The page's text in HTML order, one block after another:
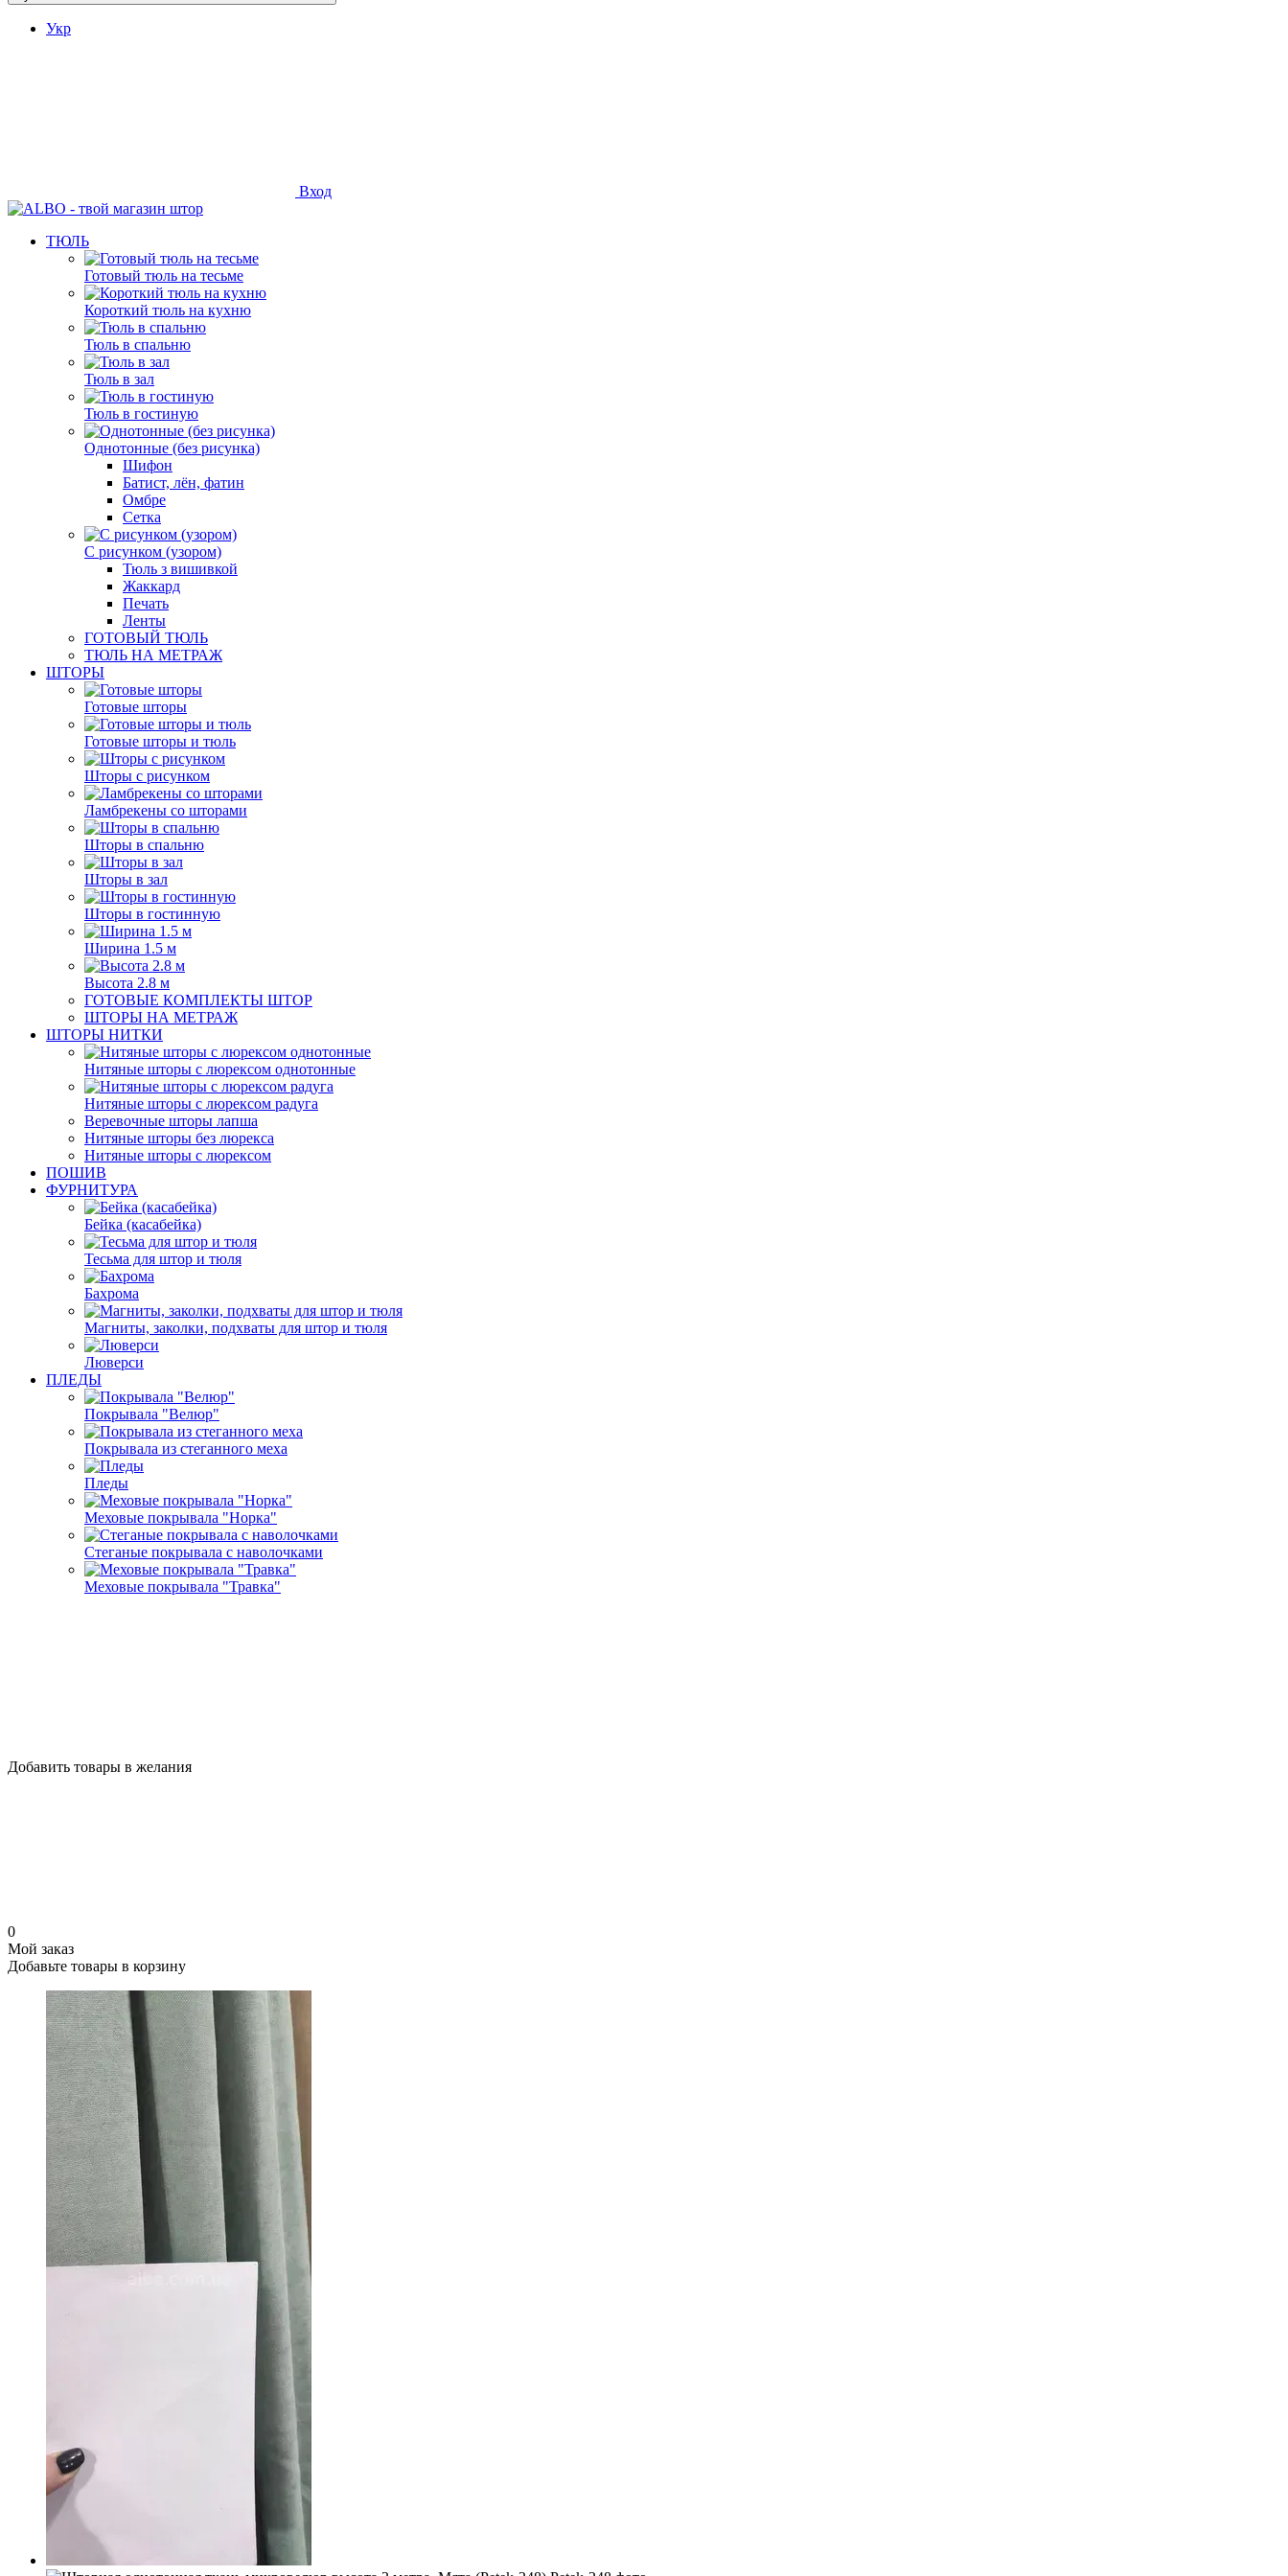
Укр
Вход
ТЮЛЬ
Готовый тюль на тесьме
Короткий тюль на кухню
Тюль в спальню
Тюль в зал
Тюль в гостиную
Однотонные (без рисунка)
Шифон
Батист, лён, фатин
Омбре
Сетка
С рисунком (узором)
Тюль з вишивкой
Жаккард
Печать
Ленты
ГОТОВЫЙ ТЮЛЬ
ТЮЛЬ НА МЕТРАЖ
ШТОРЫ
Готовые шторы
Готовые шторы и тюль
Шторы с рисунком
Ламбрекены со шторами
Шторы в спальню
Шторы в зал
Шторы в гостинную
Ширина 1.5 м
Высота 2.8 м
ГОТОВЫЕ КОМПЛЕКТЫ ШТОР
ШТОРЫ НА МЕТРАЖ
ШТОРЫ НИТКИ
Нитяные шторы с люрексом однотонные
Нитяные шторы с люрексом радуга
Веревочные шторы лапша
Нитяные шторы без люрекса
Нитяные шторы с люрексом
ПОШИВ
ФУРНИТУРА
Бейка (касабейка)
Тесьма для штор и тюля
Бахрома
Магниты, заколки, подхваты для штор и тюля
Люверси
ПЛЕДЫ
Покрывала "Велюр"
Покрывала из стеганного меха
Пледы
Меховые покрывала "Норка"
Стеганые покрывала с наволочками
Меховые покрывала "Травка"
Добавить товары в желания
0
Мой заказ
Добавьте товары в корзину